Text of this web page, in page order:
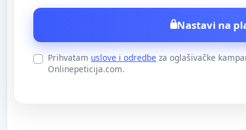
Nastavi na
Prihvatam uslove i odredbe za oglašivačke
Onlinepeticija.com.